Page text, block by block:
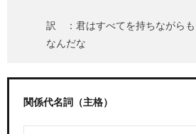
訳 ：君はすべてを持ちながら
なんだな
関係代名詞（主格）